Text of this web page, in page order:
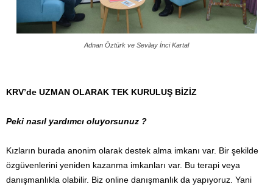
Adnan Öztürk ve Sevilay İnci Kartal
KRV’de UZMAN OLARAK TEK KURULUŞ BİZİZ
Peki nasıl yardımcı oluyorsunuz ?
Kızların burada anonim olarak destek alma imkanı var. Bir şekilde
özgüvenlerini yeniden kazanma imkanları var. Bu terapi veya
danışmanlıkla olabilir. Biz online danışmanlık da yapıyoruz. Yani